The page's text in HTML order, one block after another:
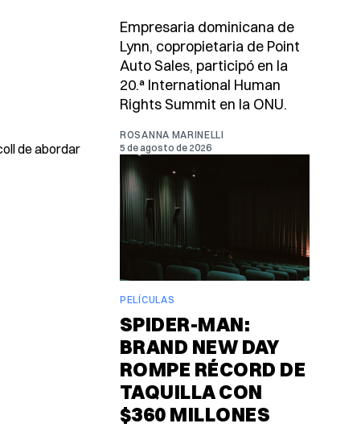
de abordar
Empresaria dominicana de
Lynn, copropietaria de Point
Auto Sales, participó en la
20.ª International Human
Rights Summit en la ONU.
ROSANNA MARINELLI
5 de agosto de 2026
PELÍCULAS
SPIDER-MAN:
BRAND NEW DAY
ROMPE RÉCORD DE
TAQUILLA CON
$360 MILLONES